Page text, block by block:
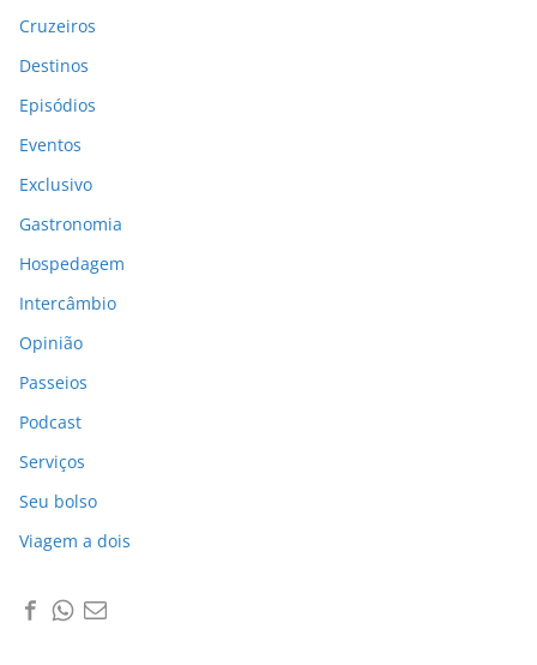
Cruzeiros
Destinos
Episódios
Eventos
Exclusivo
Gastronomia
Hospedagem
Intercâmbio
Opinião
Passeios
Podcast
Serviços
Seu bolso
Viagem a dois